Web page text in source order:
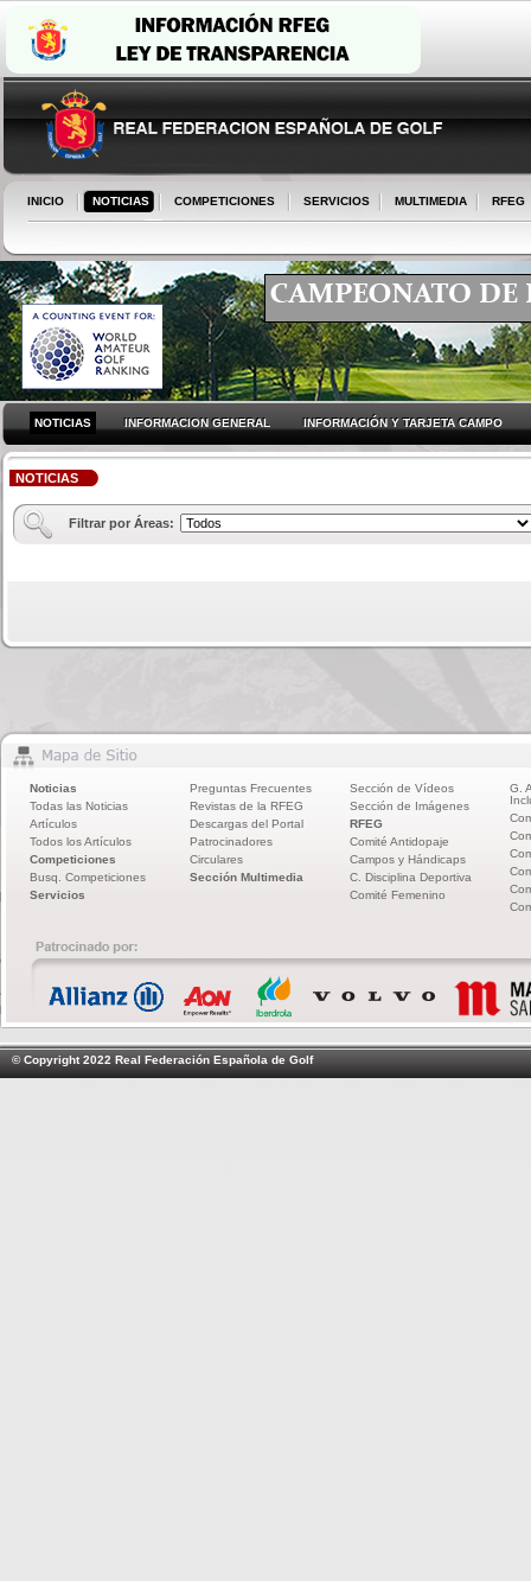
INICIO NOTICIAS COMPETICIONES SERVICIOS MULTIMEDIA RFEG
NOTICIAS INFORMACION GENERAL INFORMACIÓN Y TARJETA CAMPO
NOTICIAS
Filtrar por Áreas:
Noticias
Todas las Noticias
Artículos
Todos los Artículos
Competiciones
Busq. Competiciones
Servicios
Preguntas Frecuentes
Revistas de la RFEG
Descargas del Portal
Patrocinadores
Circulares
Sección Multimedia
Sección de Vídeos
Sección de Imágenes
RFEG
Comité Antidopaje
Campos y Hándicaps
C. Disciplina Deportiva
Comité Femenino
G.
© Copyright 2022 Real Federación Española de Golf